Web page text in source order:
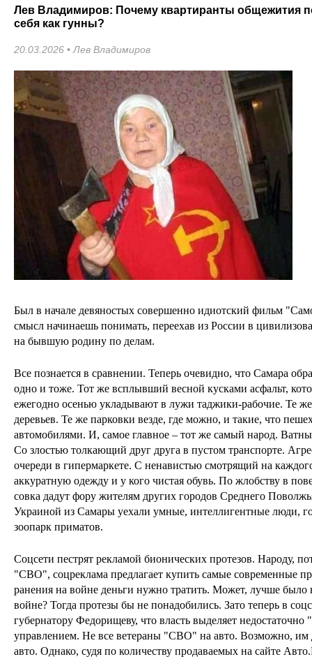
Лев Владимиров: Почему квартиранты общежития
себя как гунны?
20.03.2026 • Лев Владимиров
Был в начале девяностых совершенно идиотский фильм
смысл начинаешь понимать, переехав из России в
на бывшую родину по делам.
Все познается в сравнении. Теперь очевидно, что Самара
одно и тоже. Тот же всплывший весной кусками асфальт,
ежегодно осенью укладывают в лужи таджики-рабочие. Те
деревьев. Те же парковки везде, где можно, и такие, что
автомобилями. И, самое главное – тот же самый народ.
Со злостью толкающий друг друга в пустом транспорте.
очереди в гипермаркете. С ненавистью смотрящий на
аккуратную одежду и у кого чистая обувь. По жлобству в
совка дадут фору жителям других городов Среднего
Украиной из Самары уехали умные, интеллигентные люди,
зоопарк приматов.
Соцсети пестрят рекламой бионических протезов. Народу,
"СВО", соцреклама предлагает купить самые современные
ранения на войне деньги нужно тратить. Может, лучше было
войне? Тогда протезы бы не понадобились. Зато теперь в
губернатору Федорищеву, что власть выделяет
управлением. Не все ветераны "СВО" на авто. Возможно, им
авто. Однако, судя по количеству продаваемых на сайте